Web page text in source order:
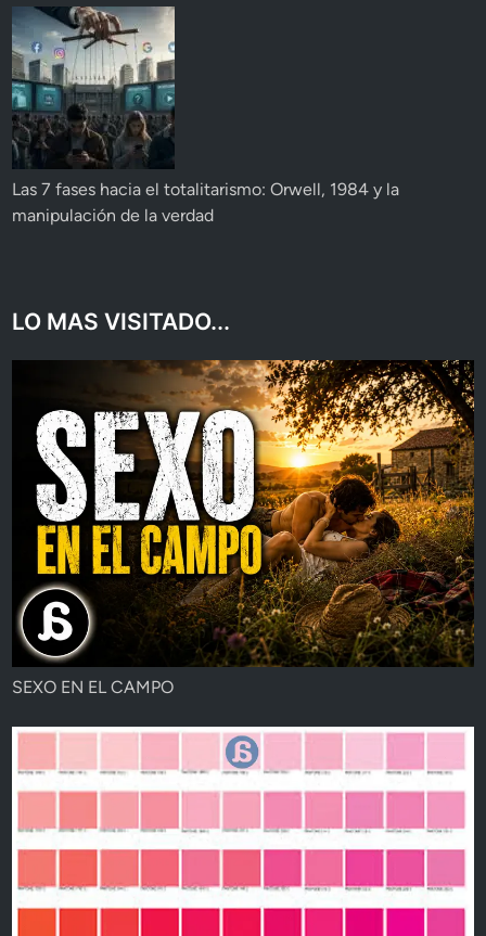
Las 7 fases hacia el totalitarismo: Orwell, 1984 y la
manipulación de la verdad
LO MAS VISITADO...
SEXO EN EL CAMPO